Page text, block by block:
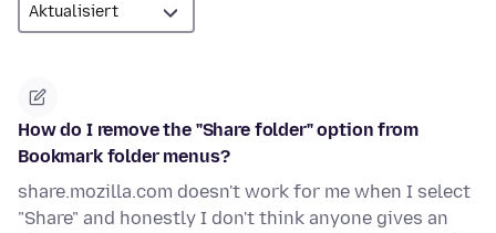
How do I remove the "Share folder" option from
Bookmark folder menus?
share.mozilla.com doesn't work for me when I select
"Share" and honestly I don't think anyone gives an